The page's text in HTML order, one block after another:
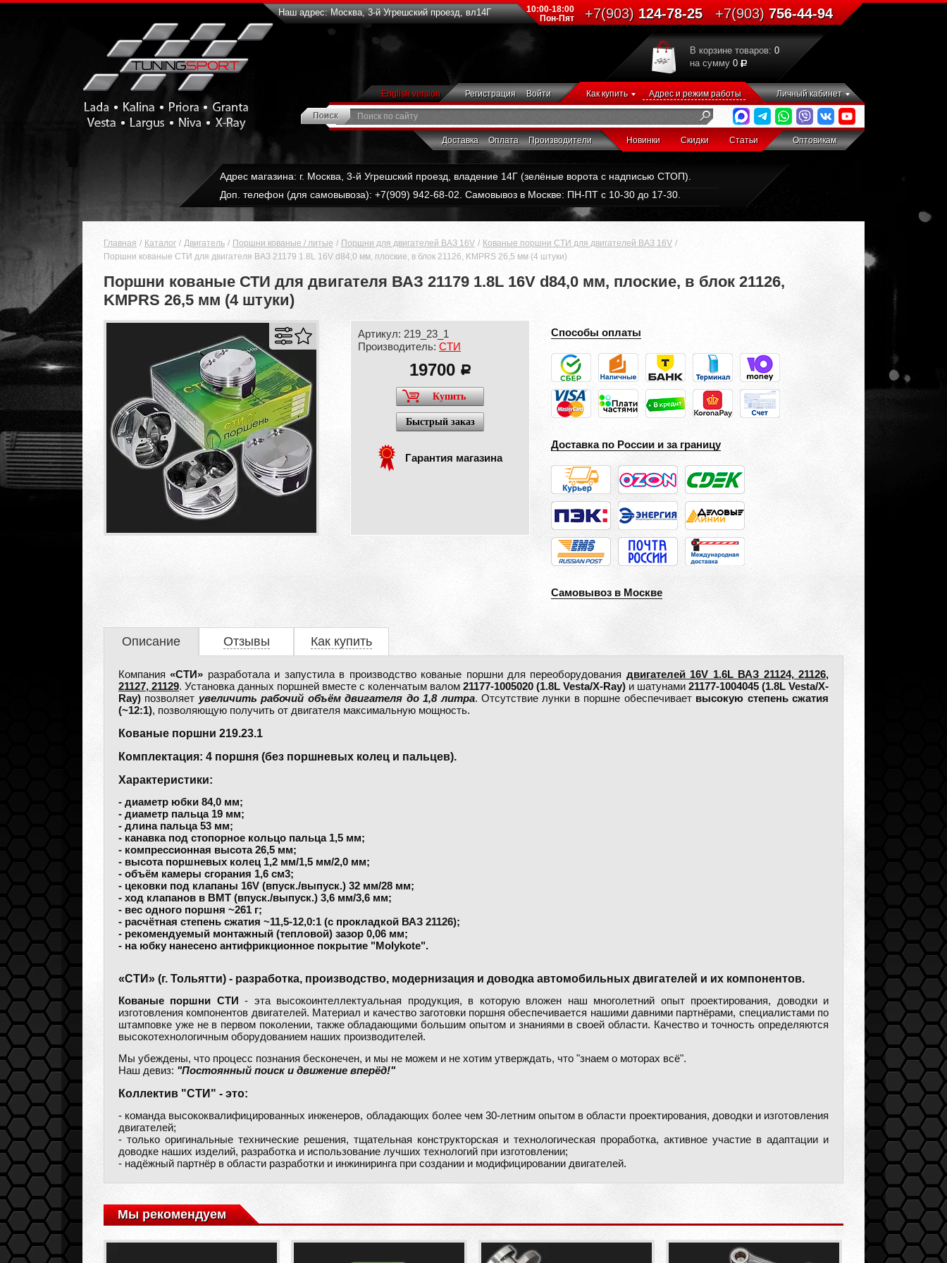
Наш адрес: Москва, 3-й Угрешский проезд, вл14Г
10:00-18:00
Пон-Пят
+7(903)124-78-25 +7(903)756-44-94
В корзине товаров: 0
на сумму 0
English version Регистрация Войти Как купить Адрес и режим работы Личный кабинет
Доставка Оплата Производители Новинки Скидки Статьи Оптовикам
Адрес магазина: г. Москва, 3-й Угрешский проезд, владение 14Г (зелёные ворота с надписью СТОП).
Доп. телефон (для самовывоза): +7(909) 942-68-02. Самовывоз в Москве: ПН-ПТ с 10-30 до 17-30.
Главная Каталог Двигатель Поршни кованые / литые Поршни для двигателей ВАЗ 16V
Кованые поршни СТИ для двигателей ВАЗ 16V
Поршни кованые СТИ для двигателя ВАЗ 21179 1.8L 16V d84,0 мм, плоские, в блок 21126, KMPRS 26,5 мм (4 штуки)
Поршни кованые СТИ для двигателя ВАЗ 21179 1.8L 16V d84,0 мм, плоские, в блок 21126,
KMPRS 26,5 мм (4 штуки)
Артикул: 219_23_1
Производитель: СТИ
19700 a
Купить
Быстрый заказ
Гарантия магазина
Способы оплаты
Доставка по России и за границу
Самовывоз в Москве
Описание Отзывы Как купить
Компания«СТИ» разработала и запустила в производство кованые поршни для переоборудования двигателей 16V 1.6L ВАЗ 21124, 21126,
21127, 21129. Установка данных поршней вместе с коленчатым валом 21177-1005020 (1.8L Vesta/X-Ray) и шатунами 21177-1004045 (1.8L Vesta/X-
Ray) позволяет увеличить рабочий объём двигателя до 1,8 литра. Отсутствие лунки в поршне обеспечивает высокую степень сжатия
(~12:1), позволяющую получить от двигателя максимальную мощность.
Кованые поршни 219.23.1
Комплектация: 4 поршня (без поршневых колец и пальцев).
Характеристики:
- диаметр юбки 84,0 мм;
- диаметр пальца 19 мм;
- длина пальца 53 мм;
- канавка под стопорное кольцо пальца 1,5 мм;
- компрессионная высота 26,5 мм;
- высота поршневых колец 1,2 мм/1,5 мм/2,0 мм;
- объём камеры сгорания 1,6 см3;
- цековки под клапаны 16V (впуск./выпуск.) 32 мм/28 мм;
- ход клапанов в ВМТ (впуск./выпуск.) 3,6 мм/3,6 мм;
- вес одного поршня ~261 г;
- расчётная степень сжатия ~11,5-12,0:1 (с прокладкой ВАЗ 21126);
- рекомендуемый монтажный (тепловой) зазор 0,06 мм;
- на юбку нанесено антифрикционное покрытие "Molykote".
«СТИ» (г. Тольятти) - разработка, производство, модернизация и доводка автомобильных двигателей и их компонентов.
Кованые поршни СТИ
- эта высокоинтеллектуальная продукция, в которую вложен наш многолетний опыт проектирования, доводки и
изготовления компонентов двигателей. Материал и качество заготовки поршня обеспечивается нашими давними партнёрами, специалистами по
штамповке уже не в первом поколении, также обладающими большим опытом и знаниями в своей области. Качество и точность определяются
высокотехнологичным оборудованием наших производителей.
Мы убеждены, что процесс познания бесконечен, и мы не можем и не хотим утверждать, что "знаем о моторах всё".
Наш девиз: "Постоянный поиск и движение вперёд!"
Коллектив "СТИ" - это:
- команда высококвалифицированных инженеров, обладающих более чем 30-летним опытом в области проектирования, доводки и изготовления
двигателей;
- только оригинальные технические решения, тщательная конструкторская и технологическая проработка, активное участие в адаптации и
доводке наших изделий, разработка и использование лучших технологий при изготовлении;
- надёжный партнёр в области разработки и инжиниринга при создании и модифицировании двигателей.
Мы рекомендуем